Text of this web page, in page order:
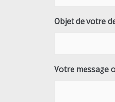
Objet de votre
Votre message